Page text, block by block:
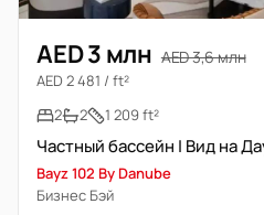
AED 3 млн AED 3,6 млн
AED 2 481 / ft²
2
2 1 209 ft²
Bayz 102 By Danube
Бизнес Бэй